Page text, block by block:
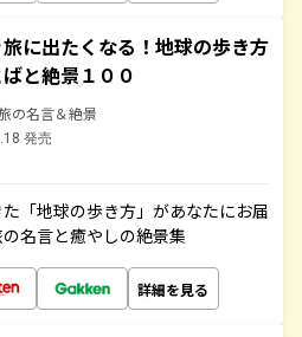
に出たくなる！地球の歩き方
と絶景１００
の名言＆絶景
発売
「地球の歩き方」があなたにお届
名言と癒やしの絶景集
詳細を見る